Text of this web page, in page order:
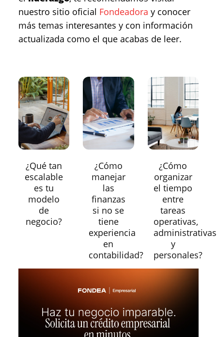
nuestro sitio oficial Fondeadora y conocer
más temas interesantes y con información
actualizada como el que acabas de leer.
¿Qué tan
escalable
es tu
modelo
de
negocio?
¿Cómo
manejar
las
finanzas
si no se
tiene
experiencia
en
contabilidad?
¿Cómo
organizar
el tiempo
entre
tareas
operativas,
administrativas
y
personales?